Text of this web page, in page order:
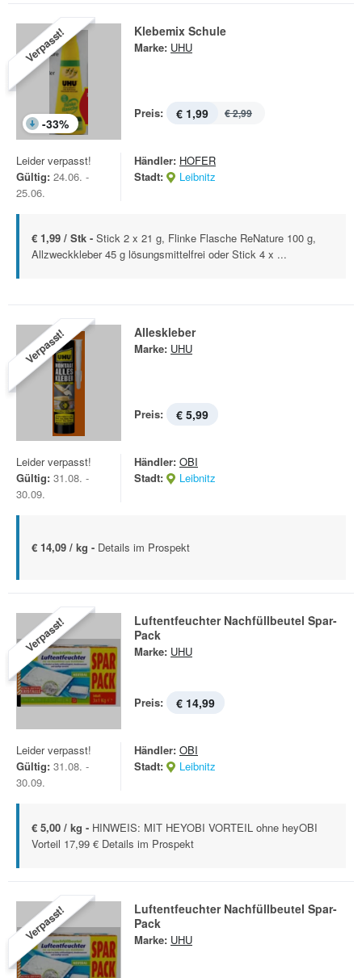
Verpasst!
-33%
Klebemix Schule
Marke: UHU
Preis: € 1,99 € 2,99
Leider verpasst!
Gültig: 24.06. -
25.06.
Händler: HOFER
Stadt:
Leibnitz
€ 1,99 / Stk - Stick 2 x 21 g, Flinke Flasche ReNature 100 g,
Allzweckkleber 45 g lösungsmittelfrei oder Stick 4 x ...
Verpasst! Alleskleber
Marke: UHU
Preis: € 5,99
Leider verpasst!
Gültig: 31.08. -
30.09.
Händler: OBI
Stadt:
Leibnitz
€ 14,09 / kg - Details im Prospekt
Verpasst!
Luftentfeuchter Nachfüllbeutel Spar-
Pack
Marke: UHU
Preis: € 14,99
Leider verpasst!
Gültig: 31.08. -
30.09.
Händler: OBI
Stadt:
Leibnitz
€ 5,00 / kg - HINWEIS: MIT HEYOBI VORTEIL ohne heyOBI
Vorteil 17,99 € Details im Prospekt
Verpasst!
Luftentfeuchter Nachfüllbeutel Spar-
Pack
Marke: UHU